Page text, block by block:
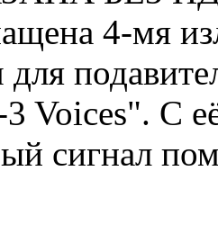
4-мя
для
Voices". С
сигнал